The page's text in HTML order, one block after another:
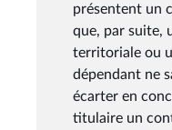
présentent un
que, par suite,
territoriale ou
dépendant ne
écarter en
titulaire un